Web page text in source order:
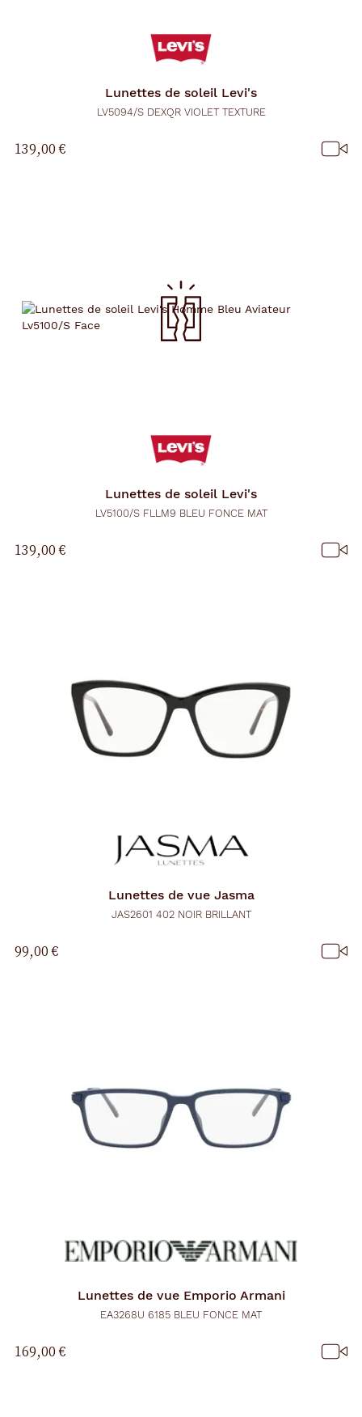
Lunettes de soleil Levi's
LV5094/S DEXQR VIOLET TEXTURE
139,00 €
Lunettes de soleil Levi's
LV5100/S FLLM9 BLEU FONCE MAT
139,00 €
Lunettes de vue Jasma
JAS2601 402 NOIR BRILLANT
99,00 €
Lunettes de vue Emporio Armani
EA3268U 6185 BLEU FONCE MAT
169,00 €